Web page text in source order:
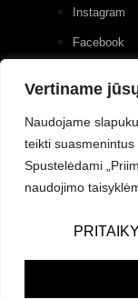
Vertiname
Naudojame
teikti suasmenintus
Spustelėdami
naudojimo
Instagram
Facebook
© UAB